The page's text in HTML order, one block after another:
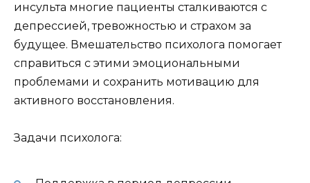
инсульта многие пациенты сталкиваются с
депрессией, тревожностью и страхом за
будущее. Вмешательство психолога помогает
справиться с этими эмоциональными
проблемами и сохранить мотивацию для
активного восстановления.
Задачи психолога: